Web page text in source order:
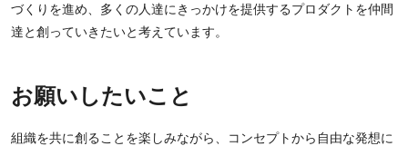
づくりを進め、多くの人達にきっかけを提供するプロダクトを仲間
達と創っていきたいと考えています。
お願いしたいこと
組織を共に創ることを楽しみながら、コンセプトから自由な発想に